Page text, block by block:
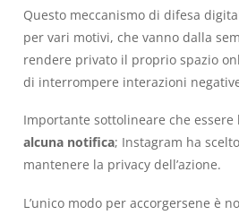
Questo meccanismo di difesa
per vari motivi, che vanno dalla
rendere privato il proprio spazio
di interrompere interazioni
Importante sottolineare che essere
alcuna notifica; Instagram ha
mantenere la privacy dell’azione.
L’unico modo per accorgersene è